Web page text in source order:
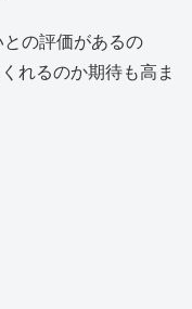
の評価があるの
れるのか期待も高ま